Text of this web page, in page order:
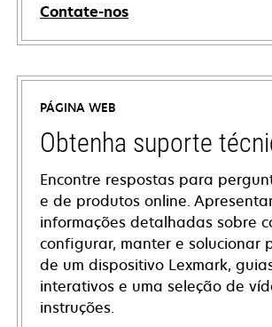
Contate-nos
PÁGINA WEB
Obtenha suporte
Encontre respostas para
e de produtos online.
informações detalhadas sobre
configurar, manter e solucionar
de um dispositivo Lexmark,
interativos e uma seleção de
instruções.